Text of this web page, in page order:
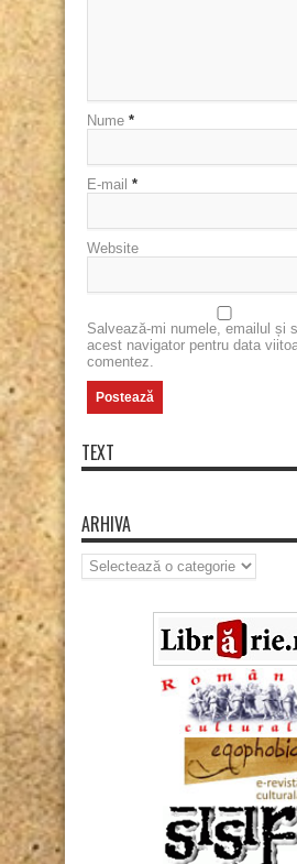
Nume *
E-mail *
Website
Salvează-mi numele, emailul și
acest navigator pentru data
comentez.
TEXT
ARHIVA
Arhiva